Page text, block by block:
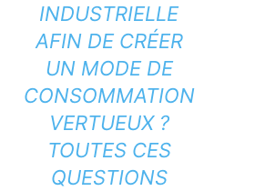
INDUSTRIELLE
AFIN DE CRÉER
UN MODE DE
CONSOMMATION
VERTUEUX ?
TOUTES CES
QUESTIONS